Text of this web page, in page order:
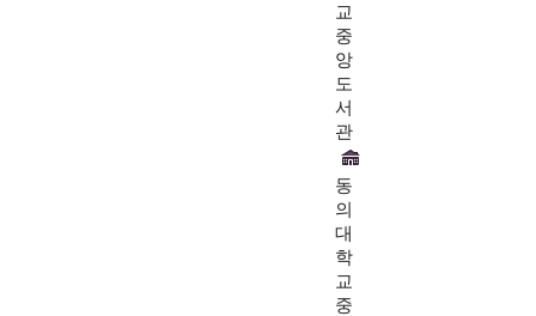
교
중
앙
도
서
관
동
의
대
학
교
중